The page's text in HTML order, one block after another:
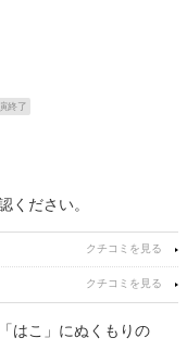
終了
ください。
はこ」にぬくもりの